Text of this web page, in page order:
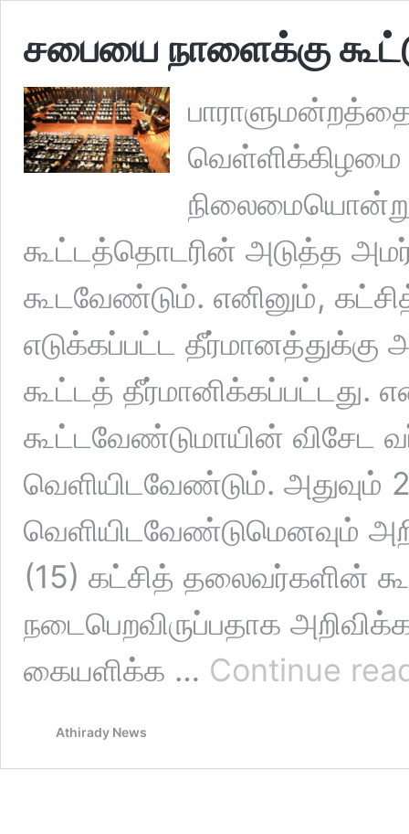
சபையை நாளைக்கு
வெள்ளிக்கிழமை
நிலைமையொன்று
கூட்டத்தொடரின் அடுத்த
கூடவேண்டும். எனினும்,
எடுக்கப்பட்ட
கூட்டத் தீர்மானிக்கப்பட்டது.
கூட்டவேண்டுமாயின் விசேட
வெளியிடவேண்டும். அதுவும்
வெளியிடவேண்டுமெனவும்
(15) கட்சித் தலைவர்களின்
நடைபெறவிருப்பதாக
கையளிக்க … Continue
Athirady News